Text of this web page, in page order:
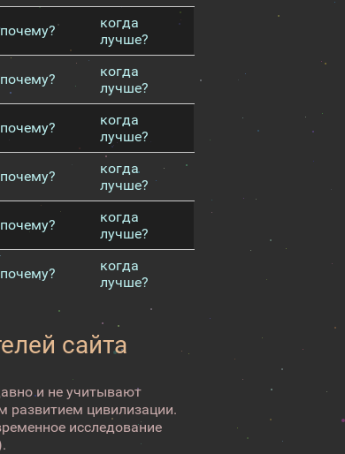
почему?
когда
лучше?
почему?
когда
лучше?
почему?
когда
лучше?
почему?
когда
лучше?
почему?
когда
лучше?
почему?
когда
лучше?
сайта
и не учитывают
цивилизации.
исследование